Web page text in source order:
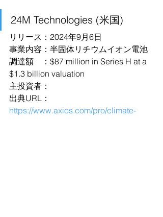
24M Technologies (米国)
リリース：2024年9月6日
事業内容：半固体リチウムイオン電池
調達額　：$87 million in Series H at a
$1.3 billion valuation
主投資者：
出典URL：
https://www.axios.com/pro/climate-